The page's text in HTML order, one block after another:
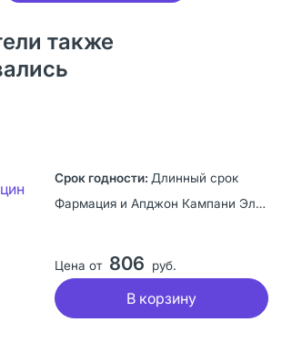
также
Длинный срок
Фармация и Апджон Кампани ЭлЭлСи, США
Цена от 806 руб.
В корзину